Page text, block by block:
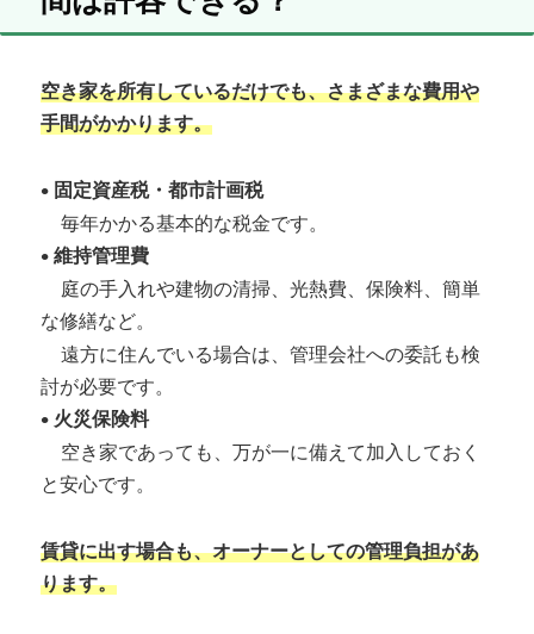
空き家を所有しているだけでも、さまざまな費用や
手間がかかります。
• 固定資産税・都市計画税
毎年かかる基本的な税金です。
•維持管理費
庭の手入れや建物の清掃、光熱費、保険料、簡単
な修繕など。
遠方に住んでいる場合は、管理会社への委託も検
討が必要です。
• 火災保険料
空き家であっても、万が一に備えて加入しておく
と安心です。
賃貸に出す場合も、オーナーとしての管理負担があ
ります。